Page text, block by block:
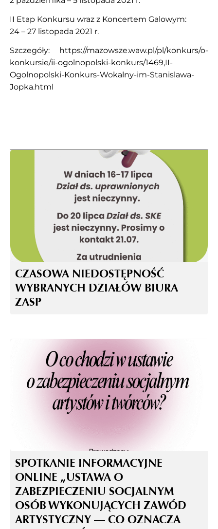
II Etap Konkursu wraz z Koncertem Galowym:
24 – 27 listopada 2021 r.
Szczegóły:
https://mazowsze.waw.pl/pl/konkurs/o-
konkursie/ii-ogolnopolski-konkurs/1469,II-
Ogolnopolski-Konkurs-Wokalny-im-Stanislawa-
Jopka.html
CZASOWA NIEDOSTĘPNOŚĆ
WYBRANYCH DZIAŁÓW BIURA
ZASP
SPOTKANIE INFORMACYJNE
ONLINE „USTAWA O
ZABEZPIECZENIU SOCJALNYM
OSÓB WYKONUJĄCYCH ZAWÓD
ARTYSTYCZNY — CO OZNACZA